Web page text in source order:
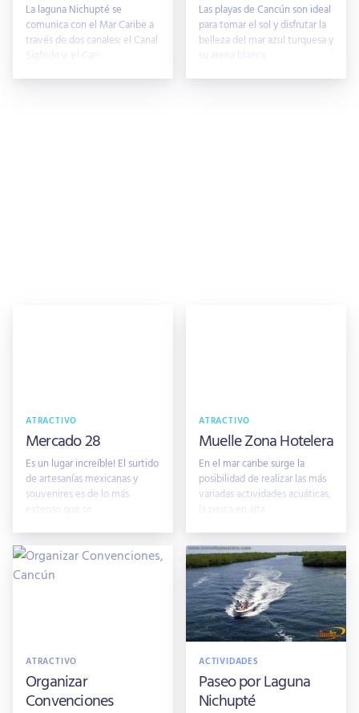
La laguna Nichupté se
comunica con el Mar Caribe a
través de dos canales: el Canal
Sigfrido y el Can
Las playas de Cancún son ideal
para tomar el sol y disfrutar la
belleza del mar azul turquesa y
su arena blanca.
ATRACTIVO
Mercado 28
Es un lugar increíble! El surtido
de artesanías mexicanas y
souvenires es de lo más
ATRACTIVO
Muelle Zona Hotelera
En el mar caribe surge la
posibilidad de realizar las más
variadas actividades acuáticas,
la pesca en alta
ATRACTIVO
Organizar
Convenciones
ACTIVIDADES
Paseo por Laguna
Nichupté